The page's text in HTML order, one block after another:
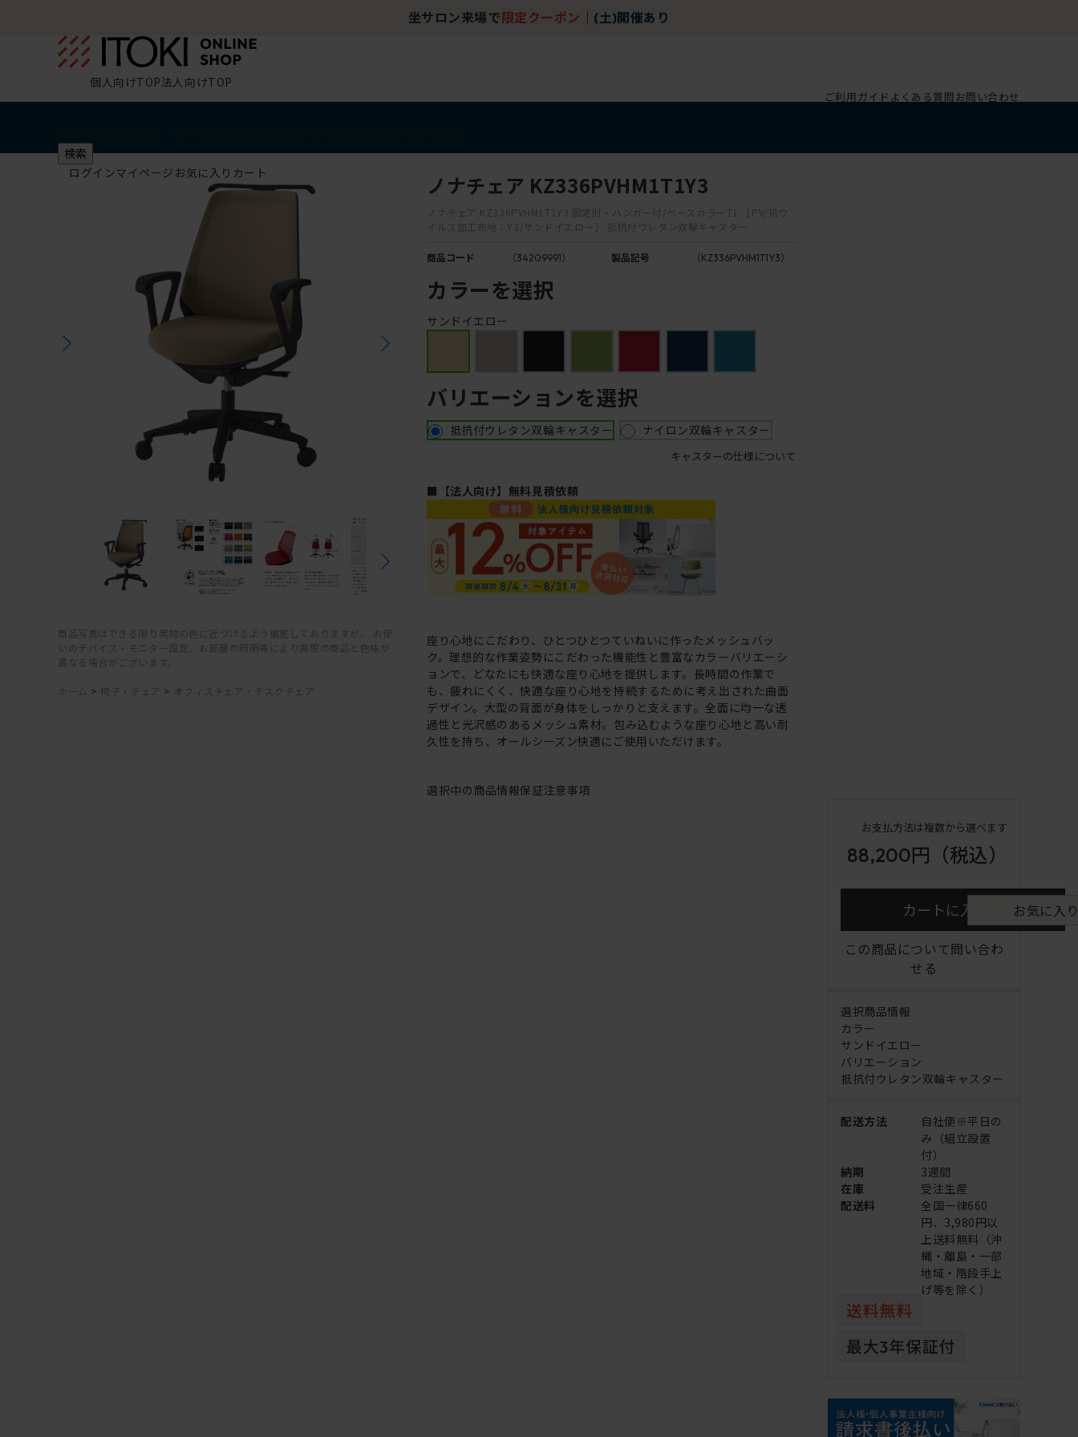
坐サロン来場で 限定クーポン (土)開催あり
個人向けTOP法人向けTOP
ご利用ガイド よくある質問お問い合わせ
検索
ログインマイページ お気に入り カート
商品写真はできる限り実物の色に近づけるよう徹底しておりますが、 お使
いのデバイス・モニター設定、お部屋の照明等により実際の商品と色味が
異なる場合がございます。
ホーム > 椅子・チェア > オフィスチェア・デスクチェア
ノナチェア KZ336PVHM1T1Y3
ノナチェア KZ336PVHM1T1Y3 固定肘・ハンガー付/ベースカラーT1 ［PV/抗ウ
イルス加工布地：Y3/サンドイエロー］ 抵抗付ウレタン双輪キャスター
商品コード （34209991） 製品記号 （KZ336PVHM1T1Y3）
カラーを選択
サンドイエロー
バリエーションを選択
抵抗付ウレタン双輪キャスター ナイロン双輪キャスター
キャスターの仕様について
■【法人向け】無料見積依頼
座り心地にこだわり、ひとつひとつていねいに作ったメッシュバッ
ク。理想的な作業姿勢にこだわった機能性と豊富なカラーバリエーシ
ョンで、どなたにも快適な座り心地を提供します。長時間の作業で
も、疲れにくく、快適な座り心地を持続するために考え出された曲面
デザイン。大型の背面が身体をしっかりと支えます。全面に均一な透
過性と光沢感のあるメッシュ素材。包み込むような座り心地と高い耐
久性を持ち、オールシーズン快適にご使用いただけます。
選択中の商品情報保証注意事項
お支払方法は複数から選べます
88,200円 （税込）
カートに入れる お気に入
この商品について問い合わ
せる
選択商品情報
カラー
サンドイエロー
バリエーション
抵抗付ウレタン双輪キャスター
配送方法
自社便※平日の
み（組立設置
付）
納期
3週間
在庫
受注生産
配送料
全国一律660
円、3,980円以
上送料無料（沖
縄・離島・一部
地域・階段手上
げ等を除く）